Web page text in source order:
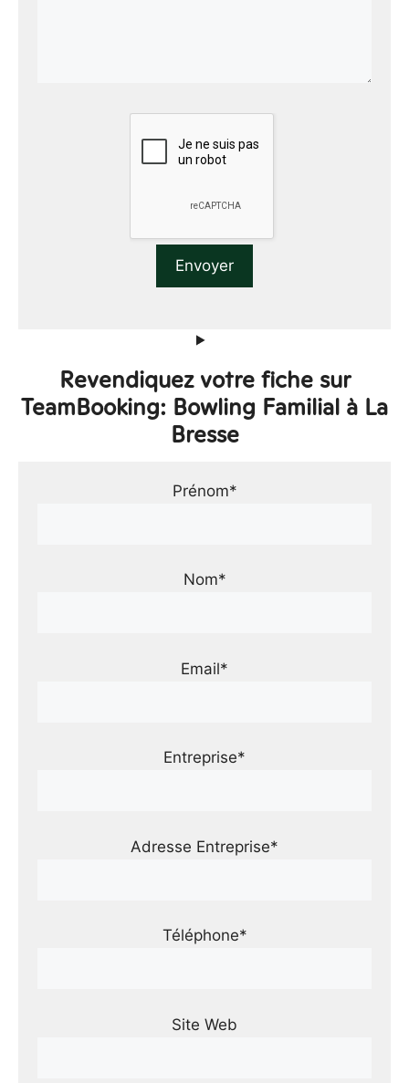
Revendiquez votre fiche sur
TeamBooking: Bowling Familial à La
Bresse
Prénom*
Nom*
Email*
Entreprise*
Adresse Entreprise*
Téléphone*
Site Web